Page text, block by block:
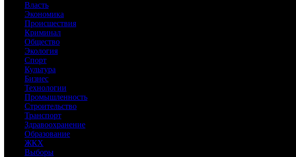
Власть
Экономика
Происшествия
Криминал
Общество
Экология
Спорт
Культура
Бизнес
Технологии
Промышленность
Строительство
Транспорт
Здравоохранение
Образование
ЖКХ
Выборы